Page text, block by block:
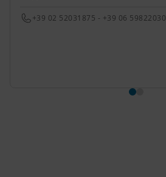
+39 02 52031875 - +39 06 59822030